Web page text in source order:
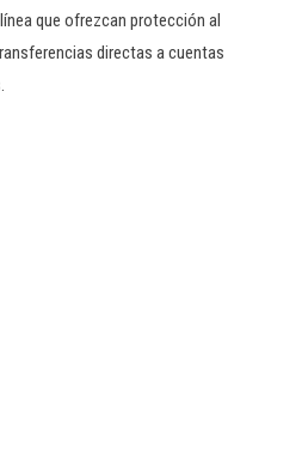
que ofrezcan protección al
directas a cuentas